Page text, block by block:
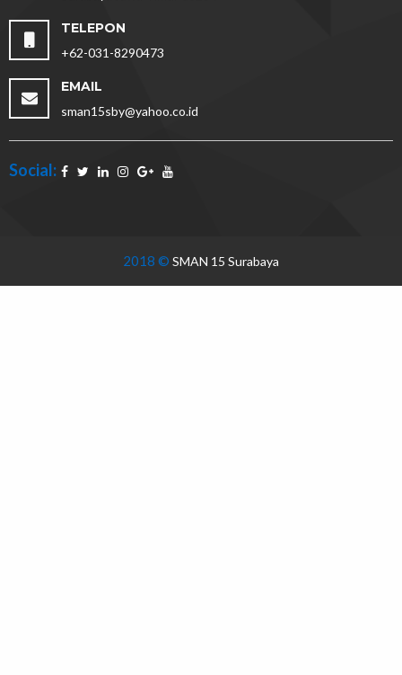
TELEPON
+62-031-8290473
EMAIL
sman15sby@yahoo.co.id
Social:
2018 © SMAN 15 Surabaya